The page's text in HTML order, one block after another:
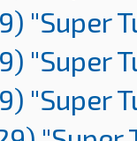
"Super
"Super
"Super